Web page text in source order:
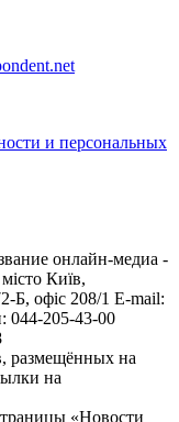
и персональных
онлайн-медиа -
Київ,
офіс 208/1 E-mail:
044-205-43-00
размещённых на
на
«Новости